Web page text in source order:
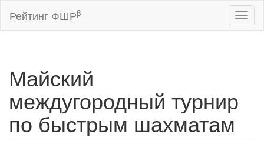
Рейтинг ФШРβ
Майский
междугородный турнир
по быстрым шахматам